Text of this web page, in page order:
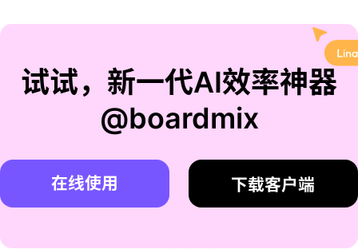
试试，新一代AI效率神器
@boardmix
在线使用 下载客户端